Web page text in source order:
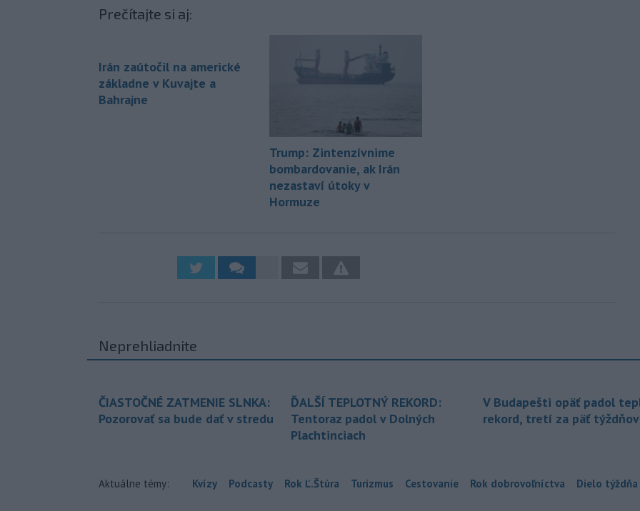
Prečítajte si aj:
Irán zaútočil na americké
základne v Kuvajte a
Bahrajne
Trump: Zintenzívnime
bombardovanie, ak Irán
nezastaví útoky v
Hormuze
Neprehliadnite
ČIASTOČNÉ ZATMENIE SLNKA:
Pozorovať sa bude dať v stredu
ĎALŠÍ TEPLOTNÝ REKORD:
Tentoraz padol v Dolných
Plachtinciach
V Budapešti opäť padol
rekord, tretí za päť týždňov
Aktuálne témy: Kvízy Podcasty Rok Ľ.Štúra Turizmus Cestovanie Rok dobrovoľníctva Dielo týždňa